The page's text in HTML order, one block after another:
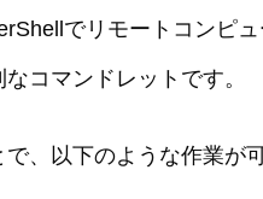
でリモートコンピ
コマンドレットです。
、以下のような作業が